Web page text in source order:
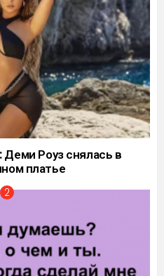
Деми Роуз снялась в
платье